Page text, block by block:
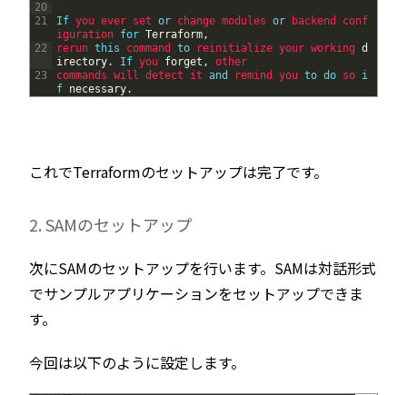
20
21
22
23
If you ever set or change modules or backend conf
iguration for Terraform,
rerun this command to reinitialize your working d
irectory. If you forget ,
other
commands will detect it and remind you to do so i
f necessary.
これでTerraformのセットアップは完了です。
2. SAMのセットアップ
次にSAMのセットアップを行います。SAMは対話形式
でサンプルアプリケーションをセットアップできま
す。
今回は以下のように設定します。